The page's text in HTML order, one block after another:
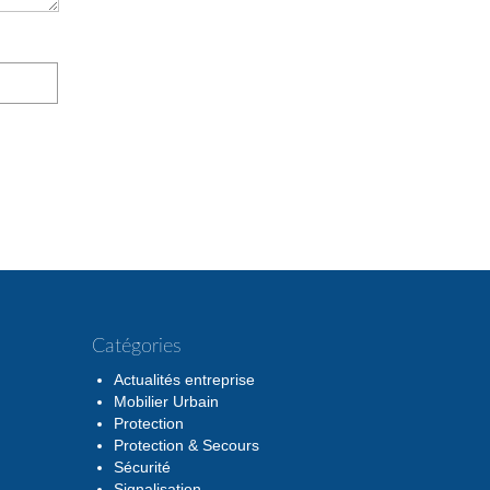
Catégories
Actualités entreprise
Mobilier Urbain
Protection
Protection & Secours
Sécurité